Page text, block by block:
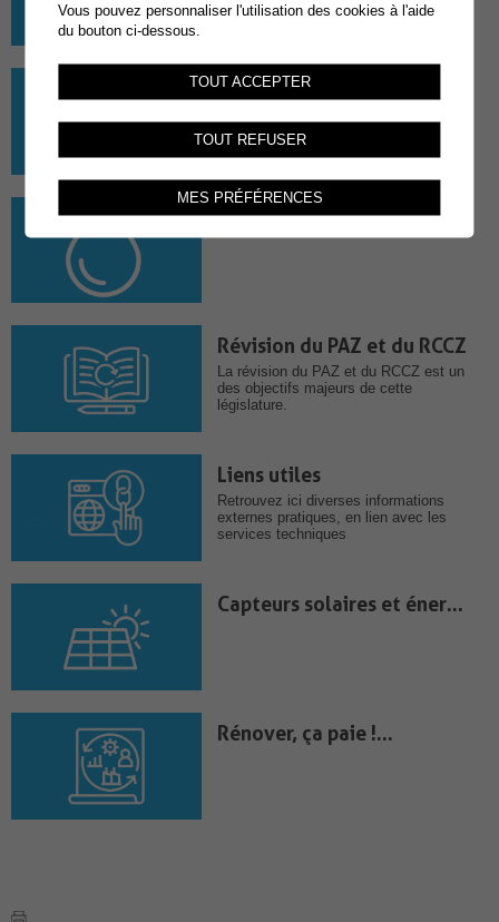
Eau potable
PGEE
Révision du PAZ et du RCCZ
La révision du PAZ et du RCCZ est un
des objectifs majeurs de cette
législature.
Liens utiles
Retrouvez ici diverses informations
externes pratiques, en lien avec les
services techniques
Capteurs solaires et énergie
Rénover, ça paie !...
Vous pouvez personnaliser l'utilisation des cookies à l'aide
du bouton ci-dessous.
TOUT ACCEPTER
TOUT REFUSER
MES PRÉFÉRENCES